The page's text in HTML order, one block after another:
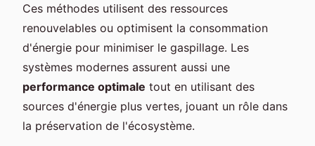
Ces méthodes utilisent des ressources
renouvelables ou optimisent la consommation
d'énergie pour minimiser le gaspillage. Les
systèmes modernes assurent aussi une
performance optimale tout en utilisant des
sources d'énergie plus vertes, jouant un rôle dans
la préservation de l'écosystème.